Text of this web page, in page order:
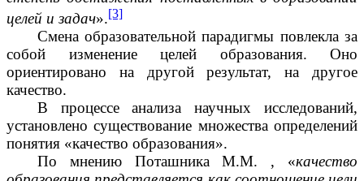
целей и задач».[3]
Смена образовательной парадигмы повлекла за
собой изменение целей образования. Оно
ориентировано на другой результат, на другое
качество.
В процессе анализа научных исследований,
установлено существование множества определений
понятия «качество образования».
По мнению Поташника М.М. , «качество